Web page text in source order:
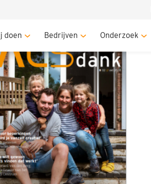
doen Bedrijven Onderzoek